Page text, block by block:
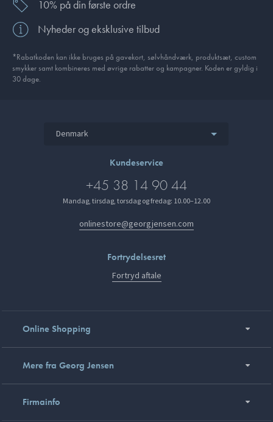
10% på din første ordre
Nyheder og eksklusive tilbud
*Rabatkoden kan ikke bruges på gavekort, sølvhåndværk, produktsæt, custom
smykker samt kombineres med øvrige rabatter og kampagner. Koden er gyldig i
30 dage.
Denmark
Kundeservice
+45 38 14 90 44
Mandag, tirsdag, torsdag og fredag: 10.00–12.00
onlinestore@georgjensen.com
Fortrydelsesret
Fortryd aftale
Online Shopping
Mere fra Georg Jensen
Firmainfo